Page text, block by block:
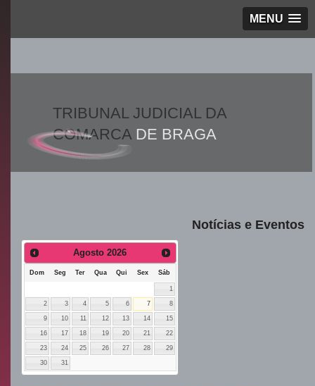
MENU
TRIBUNAL JUDICIAL DA
COMARCADE BRAGA
Notícias e Eventos
Agosto 2026
Dom Seg Ter Qua Qui Sex Sáb
1
2 3 4 5 6 7 8
9 10 11 12 13 14 15
16 17 18 19 20 21 22
23 24 25 26 27 28 29
30 31